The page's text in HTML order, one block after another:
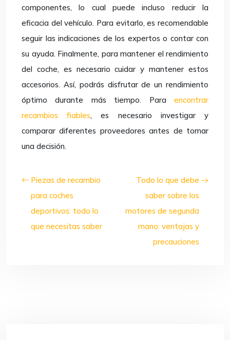
componentes, lo cual puede incluso reducir la
eficacia del vehículo. Para evitarlo, es recomendable
seguir las indicaciones de los expertos o contar con
su ayuda. Finalmente, para mantener el rendimiento
del coche, es necesario cuidar y mantener estos
accesorios. Así, podrás disfrutar de un rendimiento
óptimo durante más tiempo. Para encontrar
recambios fiables, es necesario investigar y
comparar diferentes proveedores antes de tomar
una decisión.
Piezas de recambio
para coches
deportivos: todo lo
que necesitas saber
Todo lo que debe
saber sobre los
motores de segunda
mano: ventajas y
precauciones